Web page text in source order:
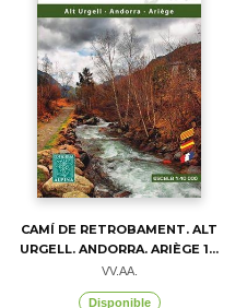
CAMÍ DE RETROBAMENT. ALT
URGELL. ANDORRA. ARIÈGE 1...
VV.AA.
Disponible